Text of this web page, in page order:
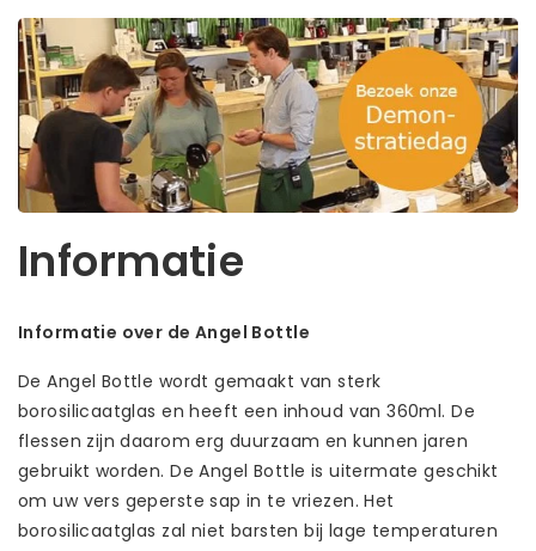
Informatie
Informatie over de Angel Bottle
De Angel Bottle wordt gemaakt van sterk
borosilicaatglas en heeft een inhoud van 360ml. De
flessen zijn daarom erg duurzaam en kunnen jaren
gebruikt worden. De Angel Bottle is uitermate geschikt
om uw vers geperste sap in te vriezen. Het
borosilicaatglas zal niet barsten bij lage temperaturen